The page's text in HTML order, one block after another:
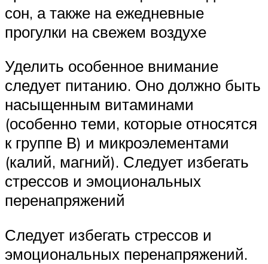
сон, а также на ежедневные
прогулки на свежем воздухе
Уделить особенное внимание
следует питанию. Оно должно быть
насыщенным витаминами
(особенно теми, которые относятся
к группе В) и микроэлементами
(калий, магний). Следует избегать
стрессов и эмоциональных
перенапряжений
Следует избегать стрессов и
эмоциональных перенапряжений.